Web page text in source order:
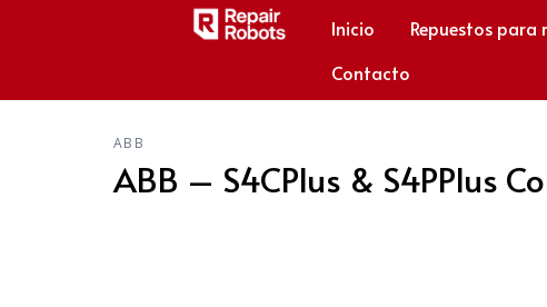
Inicio Repuestos para
Contacto
ABB
ABB – S4CPlus & S4PPlus